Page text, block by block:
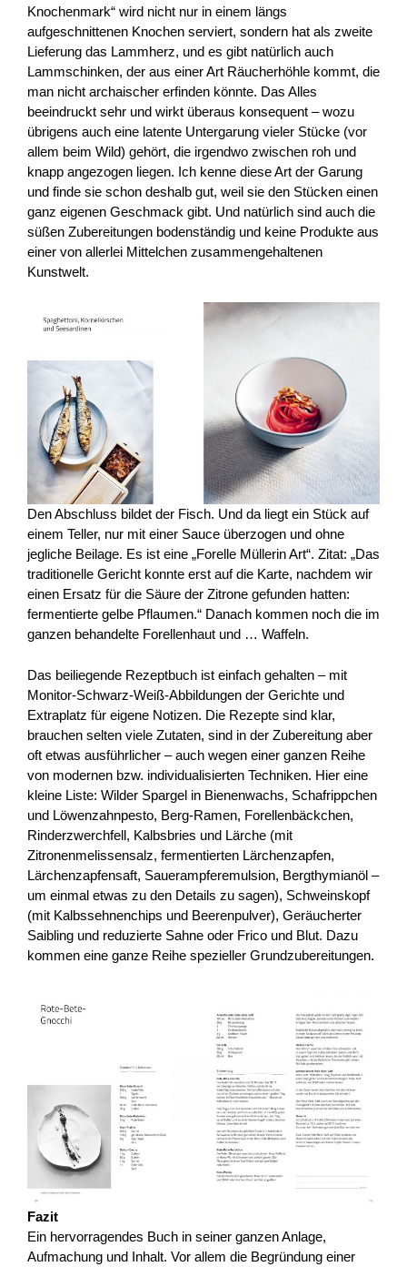
Knochenmark“ wird nicht nur in einem längs
aufgeschnittenen Knochen serviert, sondern hat als zweite
Lieferung das Lammherz, und es gibt natürlich auch
Lammschinken, der aus einer Art Räucherhöhle kommt, die
man nicht archaischer erfinden könnte. Das Alles
beeindruckt sehr und wirkt überaus konsequent – wozu
übrigens auch eine latente Untergarung vieler Stücke (vor
allem beim Wild) gehört, die irgendwo zwischen roh und
knapp angezogen liegen. Ich kenne diese Art der Garung
und finde sie schon deshalb gut, weil sie den Stücken einen
ganz eigenen Geschmack gibt. Und natürlich sind auch die
süßen Zubereitungen bodenständig und keine Produkte aus
einer von allerlei Mittelchen zusammengehaltenen
Kunstwelt.
Den Abschluss bildet der Fisch. Und da liegt ein Stück auf
einem Teller, nur mit einer Sauce überzogen und ohne
jegliche Beilage. Es ist eine „Forelle Müllerin Art“. Zitat: „Das
traditionelle Gericht konnte erst auf die Karte, nachdem wir
einen Ersatz für die Säure der Zitrone gefunden hatten:
fermentierte gelbe Pflaumen.“ Danach kommen noch die im
ganzen behandelte Forellenhaut und … Waffeln.
Das beiliegende Rezeptbuch ist einfach gehalten – mit
Monitor-Schwarz-Weiß-Abbildungen der Gerichte und
Extraplatz für eigene Notizen. Die Rezepte sind klar,
brauchen selten viele Zutaten, sind in der Zubereitung aber
oft etwas ausführlicher – auch wegen einer ganzen Reihe
von modernen bzw. individualisierten Techniken. Hier eine
kleine Liste: Wilder Spargel in Bienenwachs, Schafrippchen
und Löwenzahnpesto, Berg-Ramen, Forellenbäckchen,
Rinderzwerchfell, Kalbsbries und Lärche (mit
Zitronenmelissensalz, fermentierten Lärchenzapfen,
Lärchenzapfensaft, Sauerampferemulsion, Bergthymianöl –
um einmal etwas zu den Details zu sagen), Schweinskopf
(mit Kalbssehnenchips und Beerenpulver), Geräucherter
Saibling und reduzierte Sahne oder Frico und Blut. Dazu
kommen eine ganze Reihe spezieller Grundzubereitungen.
Fazit
Ein hervorragendes Buch in seiner ganzen Anlage,
Aufmachung und Inhalt. Vor allem die Begründung einer